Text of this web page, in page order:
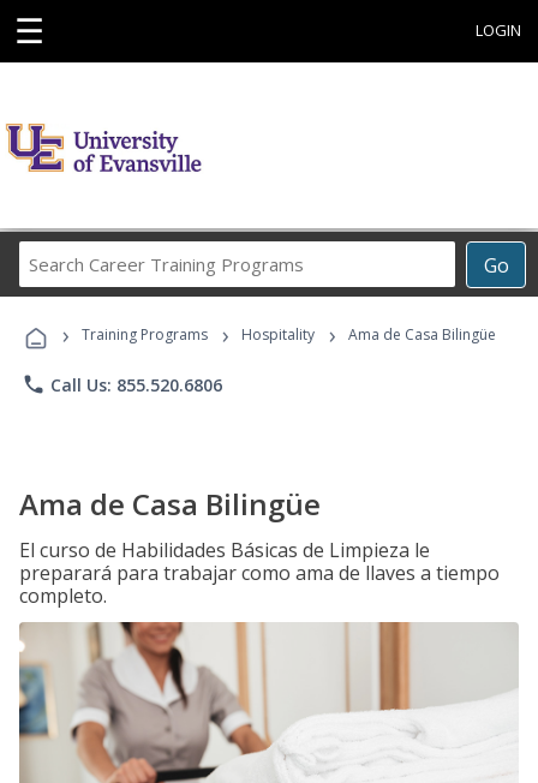
☰ LOGIN
Go
Career
Programs
› Training Programs › Hospitality › Ama de Casa Bilingüe
phone Call Us: 855.520.6806
Ama de Casa Bilingüe
El curso de Habilidades Básicas de Limpieza le
preparará para trabajar como ama de llaves a tiempo
completo.